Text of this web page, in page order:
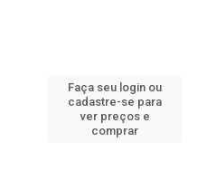
Faça seu login ou
cadastre-se para
ver preços e
comprar